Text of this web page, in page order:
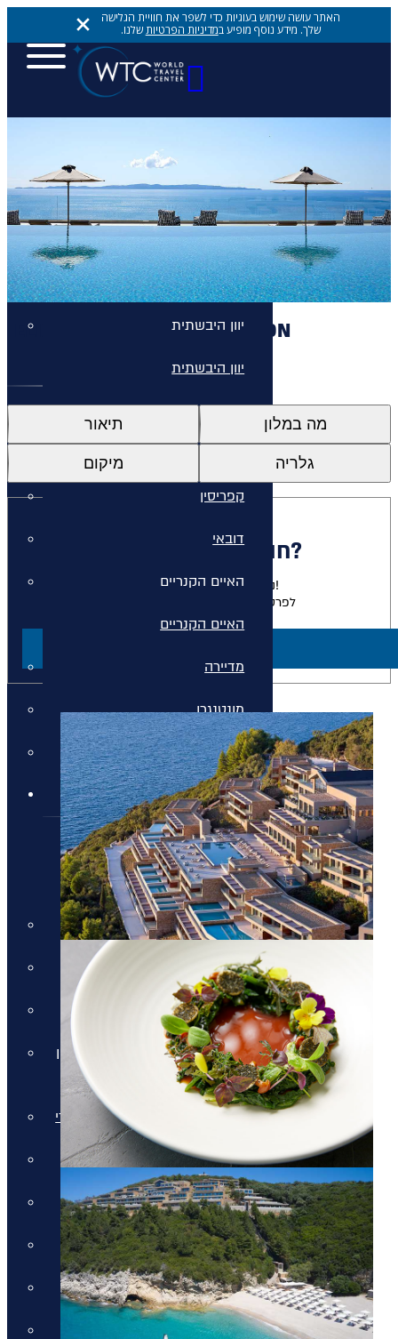
האתר עושה שימוש בעוגיות כדי לשפר את חוויית הגלישה
שלך. מידע נוסף מופיע במדיניות הפרטיותשלנו.
יעדים
אתונה
יוון היבשתית
יוון היבשתית
איי יוון
קפריסין
דובאי
האיים הקנריים
האיים הקנריים
מדיירה
מונטנגרו
סיישל
חבילות נופש
חבילות נופש
חבילות נופש
חופשות הכל כלול
חבילות למשפחות
מלונות למבוגרים בלבד
חבילות נופש בחגי תשרי באיי יוון
וקפריסין
חבילות נופש לאתונה בחגי תשרי
חבילות לקפריסין
חבילות לכרתים
חבילות לקורפו
חבילות לקוסטה נברינו
חבילות לחלקידיקי
ELIX, MAR-BELLA COLLECTION
תיאור מה במלון
מיקום גלריה
חולמים להתארח כאן?
נשמח להגשים לכם את החלום!
לפרטים על חבילות למלון זה צרו קשר